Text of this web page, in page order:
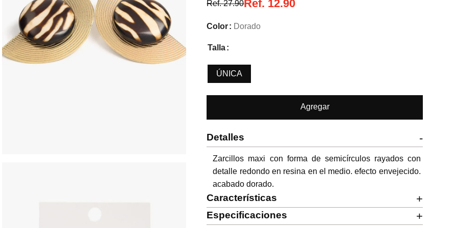
Ref.27.90Ref. 12.90
Color Dorado
Talla
ÚNICA
Agregar
Detalles -
Zarcillos maxi con forma de semicírculos rayados con
detalle redondo en resina en el medio. efecto envejecido.
acabado dorado.
Características +
Especificaciones +